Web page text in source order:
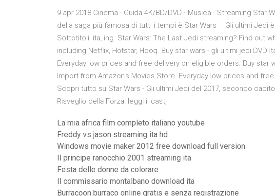
9 apr 2018 Cinema · Guida 4K/BD/DVD · Musica · Streaming
della saga più famosa di tutti i tempi è Star Wars – Gli ultimi Jedi
Sottotitoli: ita, ing. Star Wars: The Last Jedi streaming? Find out
including Netflix, Hotstar, Hooq. Buy star wars - gli ultimi jedi DVD
Everyday low prices and free delivery on eligible orders. Buy star
Import from Amazon's Movies Store. Everyday low prices and
Scopri tutto su Star Wars - Gli ultimi Jedi del 2017, secondo
Risveglio della Forza: leggi il cast,
La mia africa film completo italiano youtube
Freddy vs jason streaming ita hd
Windows movie maker 2012 free download full version
Il principe ranocchio 2001 streaming ita
Festa delle donne da colorare
Il commissario montalbano download ita
Burracoon burraco online gratis e senza registrazione